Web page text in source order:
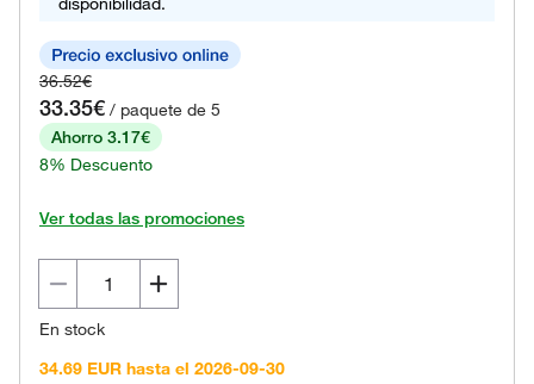
36.52€
33.35€ / paquete de 5
Ahorro 3.17€
8% Descuento
Ver todas las promociones
En stock
34.69 EUR hasta el 2026-09-30